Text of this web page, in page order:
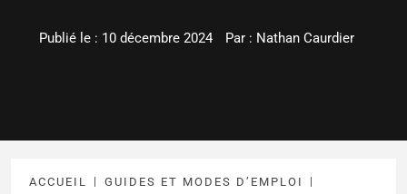
Publié le : 10 décembre 2024 Par : Nathan Caurdier
ACCUEIL
GUIDES ET MODES D’EMPLOI